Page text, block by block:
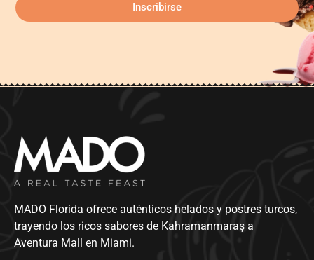
Inscribirse
MADO Florida ofrece auténticos helados y postres turcos,
trayendo los ricos sabores de Kahramanmaraş a
Aventura Mall en Miami.